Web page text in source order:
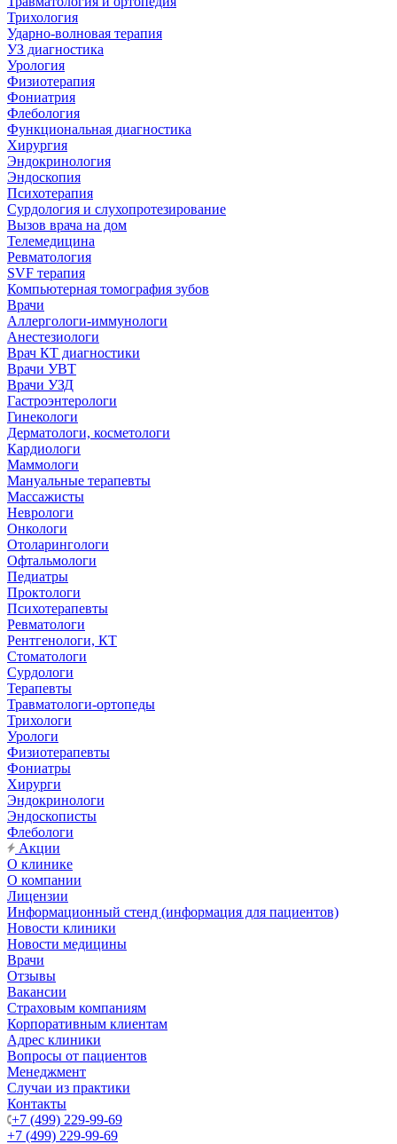
Трихология
Ударно-волновая терапия
УЗ диагностика
Урология
Физиотерапия
Фониатрия
Флебология
Функциональная диагностика
Хирургия
Эндокринология
Эндоскопия
Психотерапия
Сурдология и слухопротезирование
Вызов врача на дом
Телемедицина
Ревматология
SVF терапия
Компьютерная томография зубов
Врачи
Аллергологи-иммунологи
Анестезиологи
Врач КТ диагностики
Врачи УВТ
Врачи УЗД
Гастроэнтерологи
Гинекологи
Дерматологи, косметологи
Кардиологи
Маммологи
Мануальные терапевты
Массажисты
Неврологи
Онкологи
Отоларингологи
Офтальмологи
Педиатры
Проктологи
Психотерапевты
Ревматологи
Рентгенологи, КТ
Стоматологи
Сурдологи
Терапевты
Травматологи-ортопеды
Трихологи
Урологи
Физиотерапевты
Фониатры
Хирурги
Эндокринологи
Эндоскописты
Флебологи
Акции
О клинике
О компании
Лицензии
Информационный стенд (информация для пациентов)
Новости клиники
Новости медицины
Врачи
Отзывы
Вакансии
Страховым компаниям
Корпоративным клиентам
Адрес клиники
Вопросы от пациентов
Менеджмент
Случаи из практики
Контакты
+7 (499) 229-99-69
+7 (499) 229-99-69